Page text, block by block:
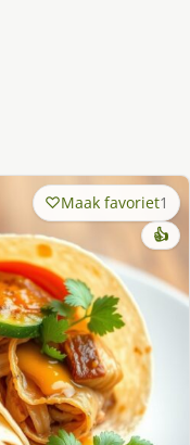
Maak favoriet1
👍